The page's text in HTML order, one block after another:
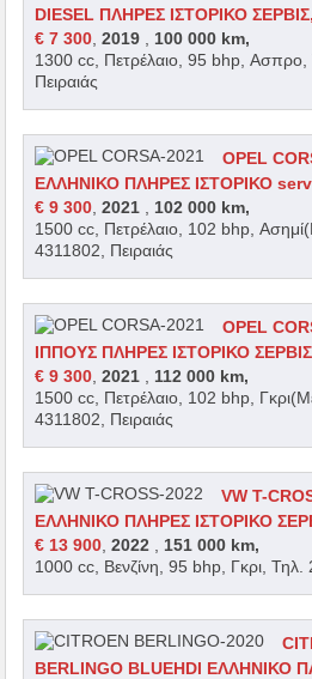
DIESEL ΠΛΗΡΕΣ ΙΣΤΟΡΙΚΟ ΣΕΡΒΙΣ,
€ 7 300 ,2019
100 000 km,
1300 cc, Πετρέλαιο, 95 bhp, Ασπρο,
Πειραιάς
OPEL
ΕΛΛΗΝΙΚΟ ΠΛΗΡΕΣ ΙΣΤΟΡΙΚΟ
€ 9 300 ,2021
102 000 km,
1500 cc, Πετρέλαιο, 102 bhp,
4311802, Πειραιάς
OPEL
ΙΠΠΟΥΣ ΠΛΗΡΕΣ ΙΣΤΟΡΙΚΟ
€ 9 300 ,2021
112 000 km,
1500 cc, Πετρέλαιο, 102 bhp,
4311802, Πειραιάς
VW T-
ΕΛΛΗΝΙΚΟ ΠΛΗΡΕΣ ΙΣΤΟΡΙΚΟ
€ 13 900 ,2022
151 000 km,
1000 cc, Βενζίνη, 95 bhp, Γκρι, Τηλ.
BERLINGO BLUEHDI ΕΛΛΗΝΙΚΟ